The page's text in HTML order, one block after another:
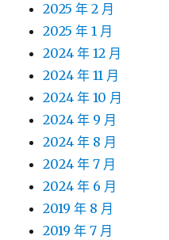
2025 年 2 月
2025 年 1 月
2024 年 12 月
2024 年 11 月
2024 年 10 月
2024 年 9 月
2024 年 8 月
2024 年 7 月
2024 年 6 月
2019 年 8 月
2019 年 7 月